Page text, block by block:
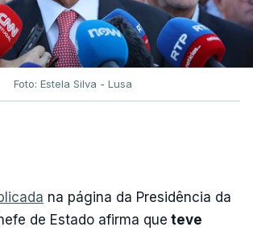
Foto: Estela Silva - Lusa
na página da Presidência da
de Estado afirma que teve